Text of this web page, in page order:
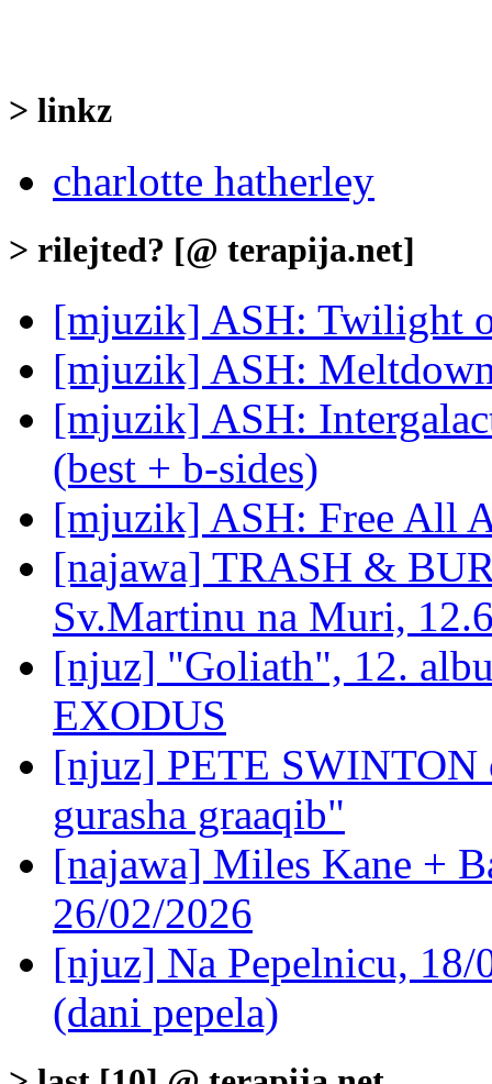
> linkz
charlotte hatherley
> rilejted? [@ terapija.net]
[mjuzik] ASH: Twilight
[mjuzik] ASH:
[mjuzik] ASH:
(best + b-sides)
[mjuzik] ASH: Free All
[najawa] TRASH &
Sv.Martinu na Muri,
[njuz] "Goliath", 12.
EXODUS
[njuz] PETE SWINTON
gurasha graaqib"
[najawa] Miles Kane +
26/02/2026
[njuz] Na Pepelnicu,
(dani pepela)